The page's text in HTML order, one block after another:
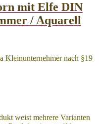
mit Elfe DIN
/ Aquarell
Kleinunternehmer nach §19
weist mehrere Varianten